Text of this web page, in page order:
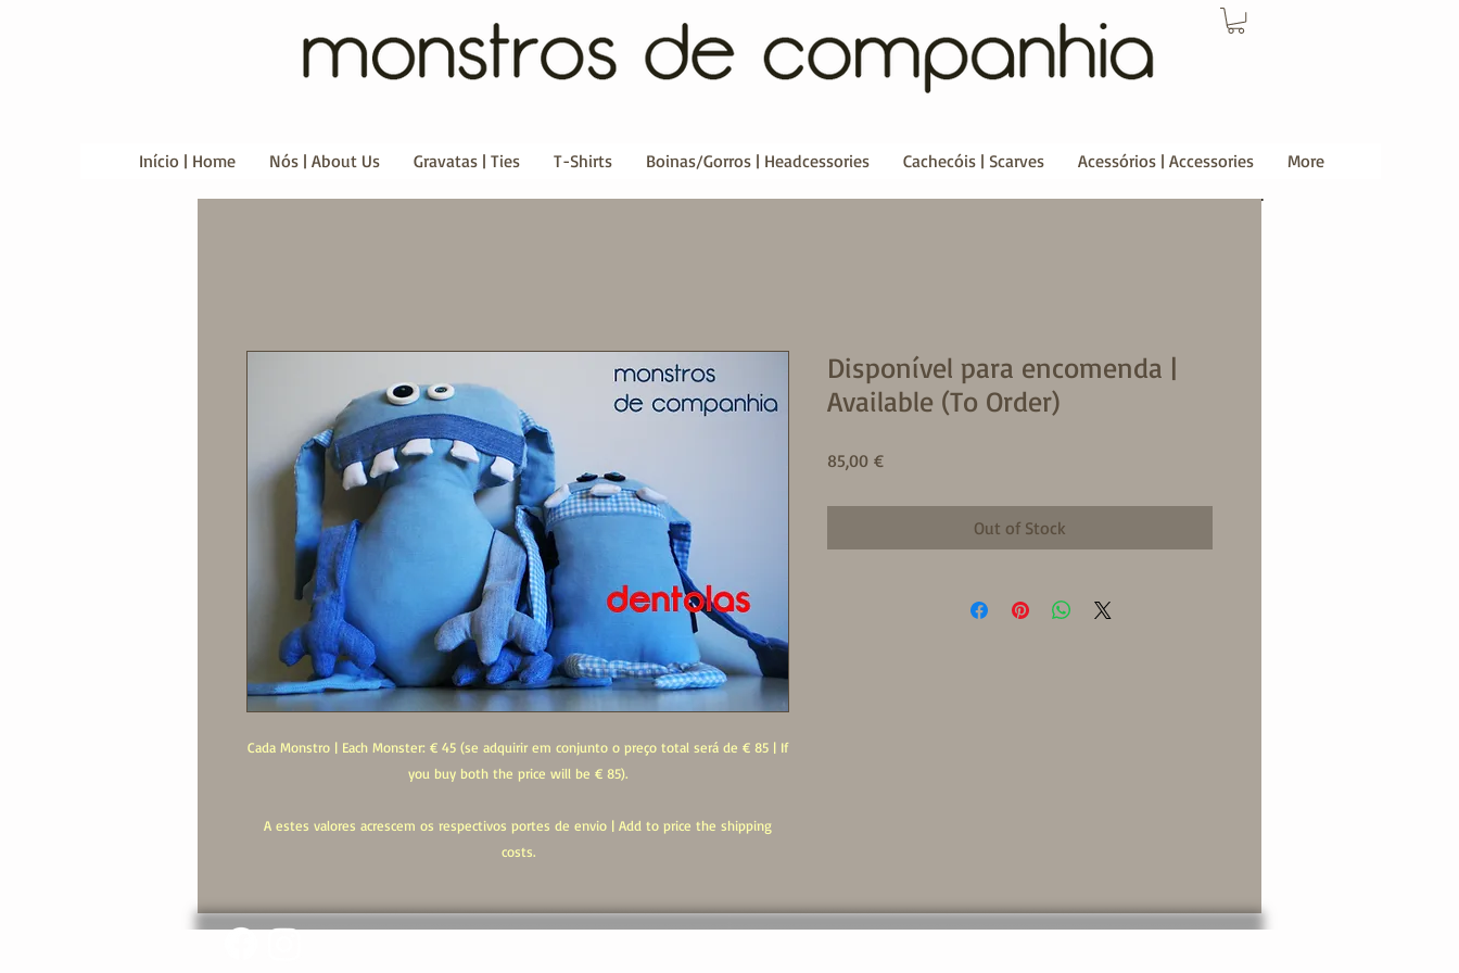
Início | Home Nós | About Us Gravatas | Ties T-Shirts Boinas/Gorros | Headcessories Cachecóis | Scarves Acessórios | Accessories More
Cada Monstro | Each Monster: € 45 (se adquirir em conjunto o preço total será de € 85 | If
you buy both the price will be € 85).
A estes valores acrescem os respectivos portes de envio | Add to price the shipping
costs.
Disponível para encomenda |
Available (To Order)
85,00 €Price
Out of Stock